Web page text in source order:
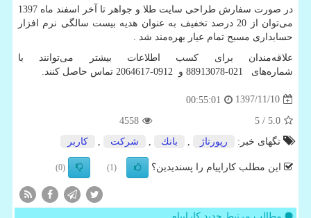
در صورت سفارش طراحی سایت طلا و جواهر تا آخر اسفند ماه 1397
می‌توان از 20 درصد تخفیف به عنوان هدیه بیست سالگی نرم افزار
حسابداری مسبح تمام عیار بهره‌مند شد .
علاقه‌مندان برای کسب اطلاعات بیشتر می‌توانند با
شماره‌های
88913078-021 و 2064617-0912 تماس حاصل کنند.
1397/11/10
00:55:01
5.0
/ 5
4558
تگهای خبر:
رپورتاژ بانك شركت كاربر
این مطلب کاراپیام را پسندیدین؟ (1)
(0)